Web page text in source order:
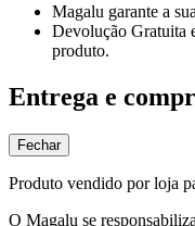
Magalu garante a
Devolução Gratuita
produto.
Entrega e
Fechar
Produto vendido por loja
O Magalu se